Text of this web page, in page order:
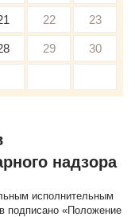
22 23
29 30
надзора
исполнительным
подписано «Положение